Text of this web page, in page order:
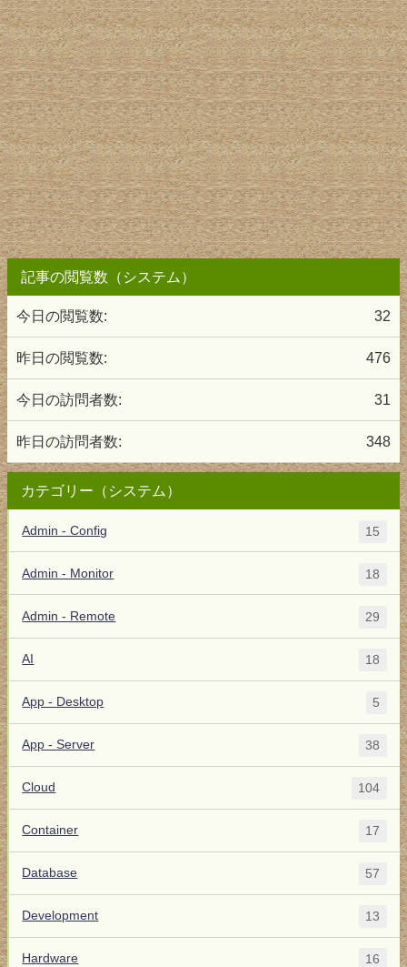
記事の閲覧数（システム）
32
今日の閲覧数:
476
昨日の閲覧数:
31
今日の訪問者数:
348
昨日の訪問者数:
カテゴリー（システム）
Admin - Config 15
Admin - Monitor 18
Admin - Remote 29
AI 18
App - Desktop 5
App - Server 38
Cloud 104
Container 17
Database 57
Development 13
Hardware 16